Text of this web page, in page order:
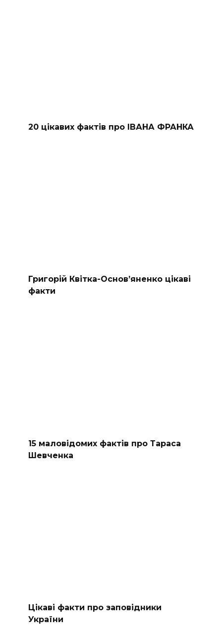
20 цікавих фактів про ІВАНА ФРАНКА
Григорій Квітка-Основ’яненко цікаві
факти
15 маловідомих фактів про Тараса
Шевченка
Цікаві факти про заповідники
України